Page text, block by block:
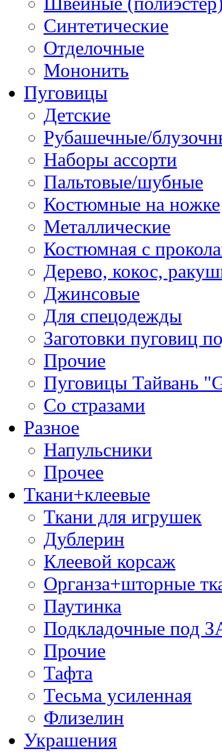
Синтетические
Отделочные
Мононить
Пуговицы
Детские
Рубашечные/
Наборы ассорти
Пальтовые/шубные
Костюмные на ножке
Металлические
Костюмная с
Дерево, кокос,
Джинсовые
Для спецодежды
Заготовки пуговиц
Прочие
Пуговицы Тайвань
Со стразами
Разное
Напульсники
Прочее
Ткани+клеевые
Ткани для игрушек
Дублерин
Клеевой корсаж
Органза+шторные
Паутинка
Подкладочные под
Прочие
Тафта
Тесьма усиленная
Флизелин
Украшения